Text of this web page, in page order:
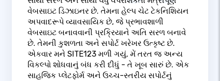
વેબસાઇટ ડિઝાઇનર છે. તેમના હેલ્પ ચેટ ટેકનિશિયન
અપવાદરૂપે વ્યાવસાયિક છે, જે પ્રભાવશાળી
વેબસાઇટ બનાવવાની પ્રક્રિયાને અતિ સરળ બનાવે
છે. તેમની કુશળતા અને સપોર્ટ ખરેખર ઉત્કૃષ્ટ છે.
એકવાર મને SITE123 મળી ગયું, મેં તરત જ અન્ય
વિકલ્પો શોધવાનું બંધ કરી દીધું - તે ખૂબ સારું છે. એક
સાહજિક પ્લેટફોર્મ અને ઉચ્ચ-સ્તરીય સપોર્ટનું